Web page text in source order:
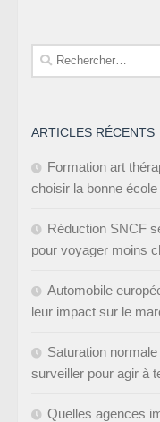
ARTICLES RÉCENTS
Formation art
choisir la bonne école
Réduction SNCF
pour voyager moins
Automobile
leur impact sur le
Saturation
surveiller pour agir à
Quelles agences